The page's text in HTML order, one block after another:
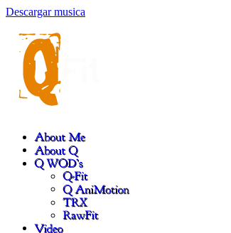
Descargar musica